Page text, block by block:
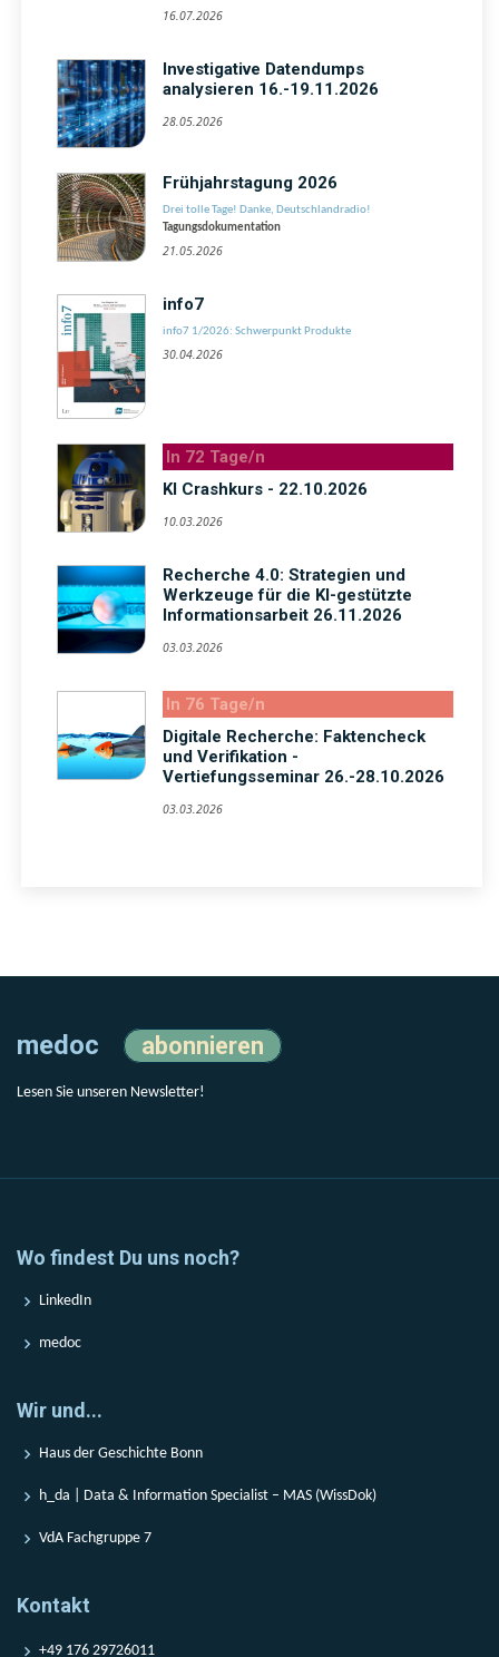
16.07.2026
Investigative Datendumps
analysieren 16.-19.11.2026
28.05.2026
Frühjahrstagung 2026
Drei tolle Tage! Danke, Deutschlandradio!
Tagungsdokumentation
21.05.2026
info7
info7 1/2026: Schwerpunkt Produkte
30.04.2026
In 72 Tage/n
KI Crashkurs - 22.10.2026
10.03.2026
Recherche 4.0: Strategien und
Werkzeuge für die KI-gestützte
Informationsarbeit 26.11.2026
03.03.2026
In 76 Tage/n
Digitale Recherche: Faktencheck
und Verifikation -
Vertiefungsseminar 26.-28.10.2026
03.03.2026
medoc abonnieren
Lesen Sie unseren Newsletter!
Wo findest Du uns noch?
LinkedIn
medoc
Wir und...
Haus der Geschichte Bonn
h_da | Data & Information Specialist – MAS (WissDok)
VdA Fachgruppe 7
Kontakt
+49 176 29726011